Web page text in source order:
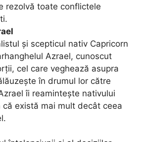
rezolvă toate conflictele
și scepticul nativ Capricorn
Azrael, cunoscut
cel care veghează asupra
în drumul lor către
îi reamintește nativului
că există mai mult decât ceea